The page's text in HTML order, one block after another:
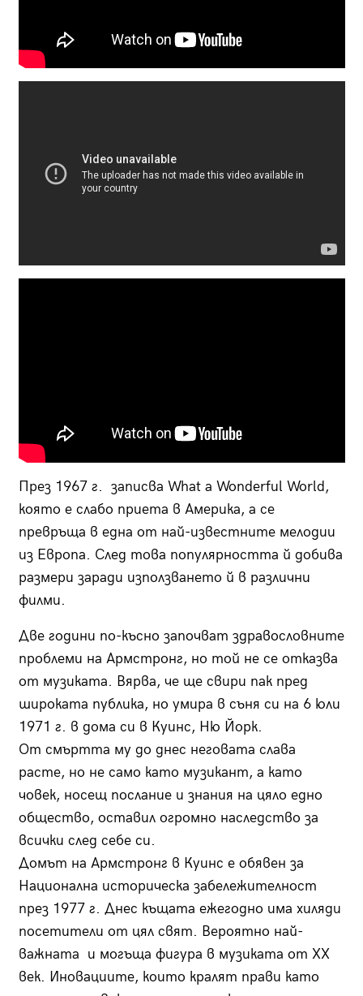
През 1967 г. записва What a Wonderful World,
която е слабо приета в Америка, а се
превръща в една от най-известните мелодии
из Европа. След това популярността й добива
размери заради използването й в различни
филми.
Две години по-късно започват здравословните
проблеми на Армстронг, но той не се отказва
от музиката. Вярва, че ще свири пак пред
широката публика, но умира в съня си на 6 юли
1971 г. в дома си в Куинс, Ню Йорк.
От смъртта му до днес неговата слава
расте, но не само като музикант, а като
човек, носещ послание и знания на цяло едно
общество, оставил огромно наследство за
всички след себе си.
Домът на Армстронг в Куинс е обявен за
Национална историческа забележителност
през 1977 г. Днес къщата ежегодно има хиляди
посетители от цял свят. Вероятно най-
важната и могъща фигура в музиката от ХХ
век. Иновациите, които кралят прави като